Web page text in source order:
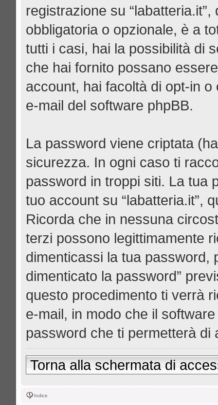
registrazione su
obbligatoria o opzionale, è a
tutti i casi, hai la possibilità di
che hai fornito possano
account, hai facoltà di opt-in
e-mail del software phpBB.
La password viene criptata
sicurezza. In ogni caso ti
password in troppi siti. La tua
tuo account su “labatteria.it”,
Ricorda che in nessuna
terzi possono legittimamente
dimenticassi la tua password,
dimenticato la password”
questo procedimento ti verrà
e-mail, in modo che il
password che ti permetterà
Torna alla schermata di
Indice